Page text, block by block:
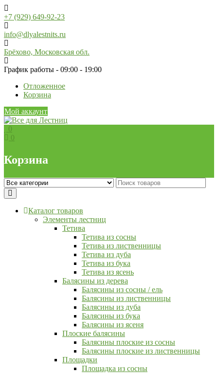
Skip
to
content
+7 (929) 649-92-23
info@dlyalestnits.ru
Брёхово, Московская обл.
График работы - 09:00 - 19:00
Отложенное
Корзина
Мой аккаунт
0
0
Корзина
Каталог товаров
Элементы лестниц
Тетива
Тетива из сосны
Тетива из лиственницы
Тетива из дуба
Тетива из бука
Тетива из ясень
Балясины из дерева
Балясины из сосны / ель
Балясины из лиственницы
Балясины из дуба
Балясины из бука
Балясины из ясеня
Плоские балясины
Балясины плоские из сосны
Балясины плоские из лиственницы
Площадки
Площадка из сосны